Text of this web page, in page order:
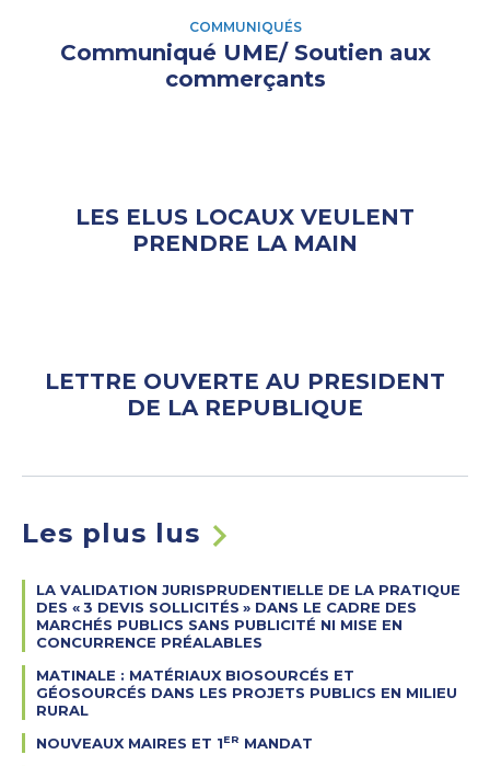
COMMUNIQUÉS
Communiqué UME/ Soutien aux
commerçants
LES ELUS LOCAUX VEULENT
PRENDRE LA MAIN
LETTRE OUVERTE AU PRESIDENT
DE LA REPUBLIQUE
Les plus lus
LA VALIDATION JURISPRUDENTIELLE DE LA PRATIQUE
DES «3 DEVIS SOLLICITÉS » DANS LE CADRE DES
MARCHÉS PUBLICS SANS PUBLICITÉ NI MISE EN
CONCURRENCE PRÉALABLES
MATINALE : MATÉRIAUX BIOSOURCÉS ET
GÉOSOURCÉS DANS LES PROJETS PUBLICS EN MILIEU
RURAL
NOUVEAUX MAIRES ET 1ER MANDAT